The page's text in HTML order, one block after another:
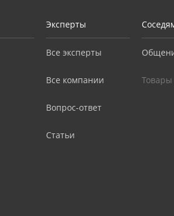
Эксперты
Все эксперты
Все компании
Вопрос-ответ
Статьи
Товары